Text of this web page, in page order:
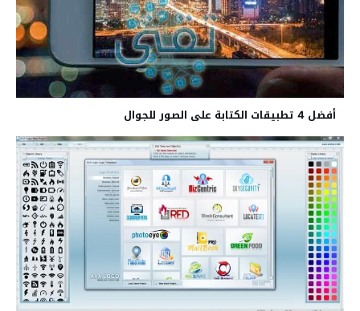
أفضل 4 تطبيقات الكتابة على الصور للجوال